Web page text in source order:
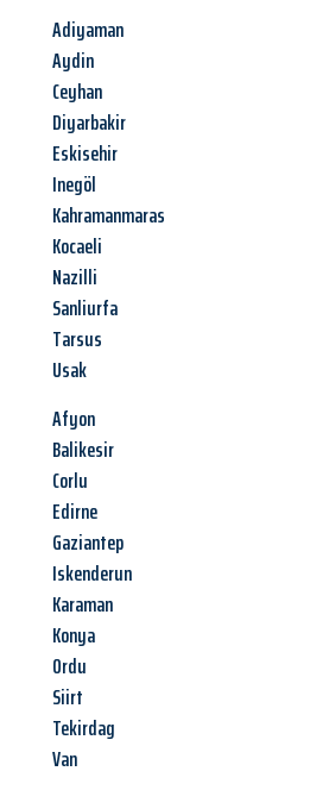
Adiyaman
Aydin
Ceyhan
Diyarbakir
Eskisehir
Inegöl
Kahramanmaras
Kocaeli
Nazilli
Sanliurfa
Tarsus
Usak
Afyon
Balikesir
Corlu
Edirne
Gaziantep
Iskenderun
Karaman
Konya
Ordu
Siirt
Tekirdag
Van